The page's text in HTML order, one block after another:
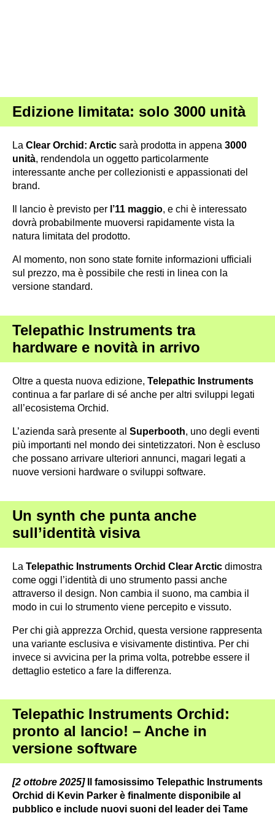
Edizione limitata: solo 3000 unità
La Clear Orchid: Arctic sarà prodotta in appena 3000
unità, rendendola un oggetto particolarmente
interessante anche per collezionisti e appassionati del
brand.
Il lancio è previsto per l’11 maggio, e chi è interessato
dovrà probabilmente muoversi rapidamente vista la
natura limitata del prodotto.
Al momento, non sono state fornite informazioni ufficiali
sul prezzo, ma è possibile che resti in linea con la
versione standard.
Telepathic Instruments tra
hardware e novità in arrivo
Oltre a questa nuova edizione, Telepathic Instruments
continua a far parlare di sé anche per altri sviluppi legati
all’ecosistema Orchid.
L’azienda sarà presente al Superbooth, uno degli eventi
più importanti nel mondo dei sintetizzatori. Non è escluso
che possano arrivare ulteriori annunci, magari legati a
nuove versioni hardware o sviluppi software.
Un synth che punta anche
sull’identità visiva
La Telepathic Instruments Orchid Clear Arctic dimostra
come oggi l’identità di uno strumento passi anche
attraverso il design. Non cambia il suono, ma cambia il
modo in cui lo strumento viene percepito e vissuto.
Per chi già apprezza Orchid, questa versione rappresenta
una variante esclusiva e visivamente distintiva. Per chi
invece si avvicina per la prima volta, potrebbe essere il
dettaglio estetico a fare la differenza.
Telepathic Instruments Orchid:
pronto al lancio! – Anche in
versione software
[2 ottobre 2025]
Il famosissimo Telepathic Instruments
Orchid di Kevin Parker è finalmente disponibile al
pubblico e include nuovi suoni del leader dei Tame